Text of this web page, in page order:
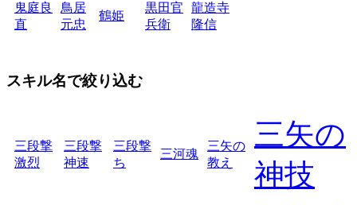
鬼庭良
直
鳥居
元忠
鶴姫
黒田官
兵衛
龍造寺
隆信
スキル名で絞り込む
三段撃
激烈
三段撃
神速
三段撃
ち
三河魂
三矢の
教え
三矢の
神技